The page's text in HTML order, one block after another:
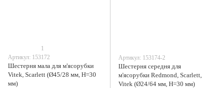
1
Артикул: 153172
Шестерня мала для м'ясорубки
Vitek, Scarlett (Ø45/28 мм, H=30
мм)
Артикул: 153174-2
Шестерня середня для
м'ясорубки Redmond, Scarlett,
Vitek (Ø24/64 мм, H=30 мм)